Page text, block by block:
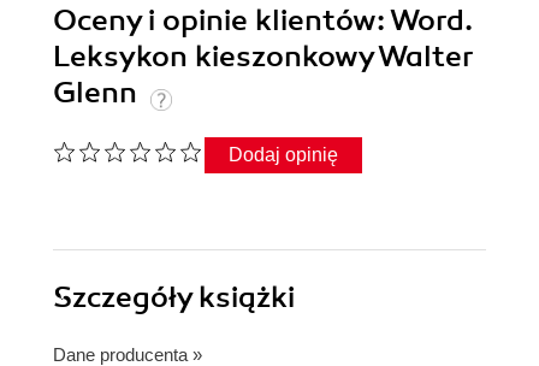
Oceny i opinie klientów: Word.
Leksykon kieszonkowy Walter
Glenn
Dodaj opinię
Szczegółyksiążki
Dane producenta »